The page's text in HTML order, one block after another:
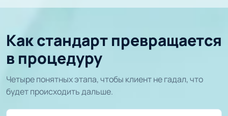
Как стандарт превращается
в процедуру
Четыре понятных этапа, чтобы клиент не гадал, что
будет происходить дальше.